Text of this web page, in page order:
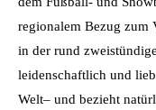
regionalem Bezug zum
in der rund
leidenschaftlich und
Welt– und bezieht